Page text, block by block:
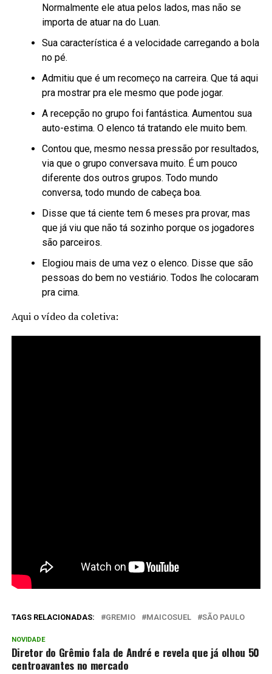
Normalmente ele atua pelos lados, mas não se
importa de atuar na do Luan.
Sua característica é a velocidade carregando a bola
no pé.
Admitiu que é um recomeço na carreira. Que tá aqui
pra mostrar pra ele mesmo que pode jogar.
A recepção no grupo foi fantástica. Aumentou sua
auto-estima. O elenco tá tratando ele muito bem.
Contou que, mesmo nessa pressão por resultados,
via que o grupo conversava muito. É um pouco
diferente dos outros grupos. Todo mundo
conversa, todo mundo de cabeça boa.
Disse que tá ciente tem 6 meses pra provar, mas
que já viu que não tá sozinho porque os jogadores
são parceiros.
Elogiou mais de uma vez o elenco. Disse que são
pessoas do bem no vestiário. Todos lhe colocaram
pra cima.
Aqui o vídeo da coletiva:
TAGS RELACIONADAS: GREMIO MAICOSUEL SÃO PAULO
NOVIDADE
Diretor do Grêmio fala de André e revela que já olhou 50
centroavantes no mercado